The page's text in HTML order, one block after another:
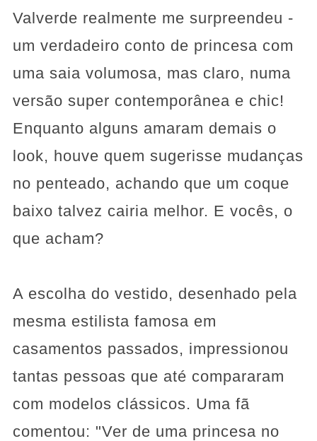
Valverde realmente me surpreendeu -
um verdadeiro conto de princesa com
uma saia volumosa, mas claro, numa
versão super contemporânea e chic!
Enquanto alguns amaram demais o
look, houve quem sugerisse mudanças
no penteado, achando que um coque
baixo talvez cairia melhor. E vocês, o
que acham?
A escolha do vestido, desenhado pela
mesma estilista famosa em
casamentos passados, impressionou
tantas pessoas que até compararam
com modelos clássicos. Uma fã
comentou: "Ver de uma princesa no